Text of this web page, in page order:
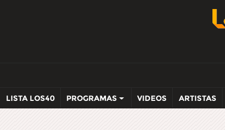
LISTA LOS40 PROGRAMAS VIDEOS ARTISTAS